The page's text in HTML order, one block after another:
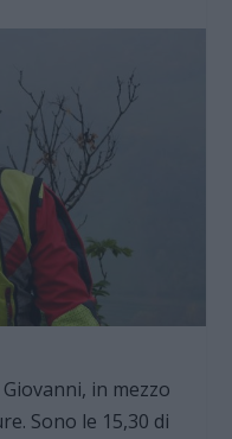
in mezzo
Sono le 15,30 di